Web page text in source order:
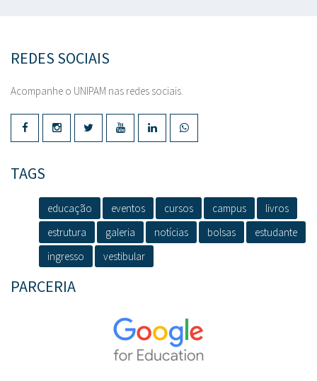
REDES SOCIAIS
Acompanhe o UNIPAM nas redes sociais.
TAGS
educação eventos cursos campus
livros
estrutura
galeria notícias bolsas
estudante
ingresso
vestibular
PARCERIA